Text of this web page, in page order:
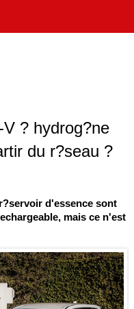
? hydrog?ne
du r?seau ?
d'essence sont
mais ce n'est